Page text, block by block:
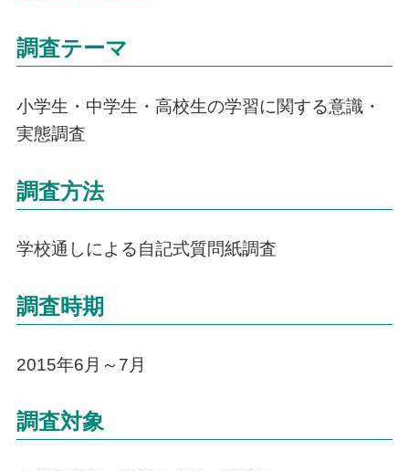
調査テーマ
小学生・中学生・高校生の学習に関する意識・
実態調査
調査方法
学校通しによる自記式質問紙調査
調査時期
2015年6月～7月
調査対象